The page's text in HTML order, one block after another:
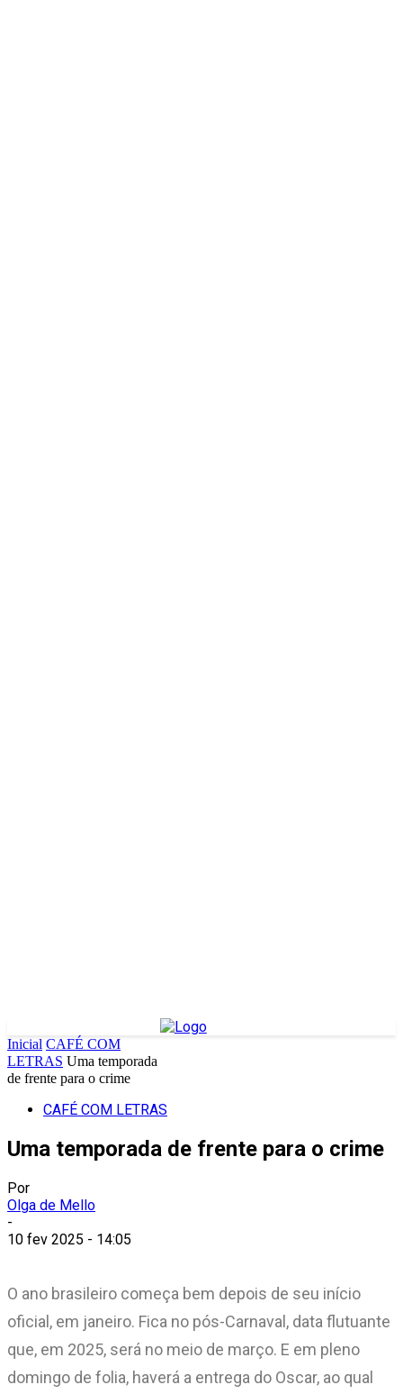
Inicial CAFÉ COM
LETRAS Uma temporada
de frente para o crime
CAFÉ COM LETRAS
Uma temporada de frente para o crime
Por
Olga de Mello
-
10 fev 2025 - 14:05
O ano brasileiro começa bem depois de seu início
oficial, em janeiro. Fica no pós-Carnaval, data flutuante
que, em 2025, será no meio de março. E em pleno
domingo de folia, haverá a entrega do Oscar, ao qual